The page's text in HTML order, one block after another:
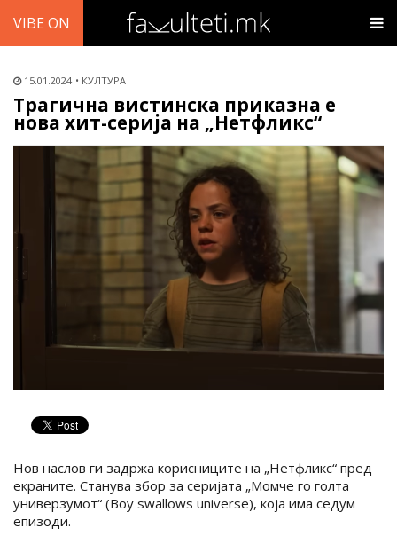
VIBE ON
15.01.2024 КУЛТУРА
Трагична вистинска приказна е
нова хит-серија на „Нетфликс“
Нов наслов ги задржа корисниците на „Нетфликс“ пред
екраните. Станува збор за серијата „Момче го голта
универзумот“ (Boy swallows universe), која има седум
епизоди.